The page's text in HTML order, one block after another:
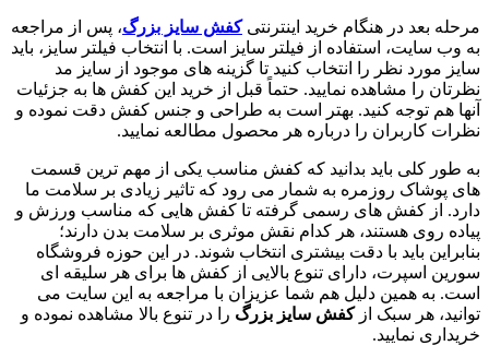
مرحله بعد در هنگام خرید اینترنتیکفش سایز بزرگ، پس از مراجعه
به وب سایت، استفاده از فیلتر سایز است. با انتخاب فیلتر سایز، باید
سایز مورد نظر را انتخاب کنید تا گزینه های موجود از سایز مد
نظرتان را مشاهده نمایید. حتماً قبل از خرید این کفش‌ ها به جزئیات
آنها هم توجه کنید. بهتر است به طراحی و جنس کفش دقت نموده و
نظرات کاربران را درباره هر محصول مطالعه نمایید.
به طور کلی باید بدانید که کفش مناسب یکی از مهم‌ ترین قسمت‌
های پوشاک روزمره به شمار می‌ رود که تاثیر زیادی بر سلامت ما
دارد. از کفش ‌های رسمی گرفته تا کفش‌ هایی که مناسب ورزش و
پیاده‌ روی هستند، هر کدام نقش موثری بر سلامت بدن دارند؛
بنابراین باید با دقت بیشتری انتخاب شوند. در این حوزه فروشگاه
سورین اسپرت، دارای تنوع بالایی از کفش‌ ها برای هر سلیقه‌ ای
است. به همین دلیل هم شما عزیزان با مراجعه به این سایت می‌
توانید، هر سبک ازکفش سایز بزرگ را در تنوع بالا مشاهده نموده و
خریداری نمایید.